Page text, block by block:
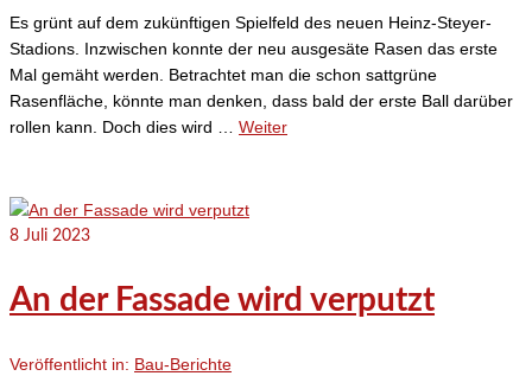
Es grünt auf dem zukünftigen Spielfeld des neuen Heinz-Steyer-
Stadions. Inzwischen konnte der neu ausgesäte Rasen das erste
Mal gemäht werden. Betrachtet man die schon sattgrüne
Rasenfläche, könnte man denken, dass bald der erste Ball darüber
rollen kann. Doch dies wird … Weiter
8 Juli 2023
An der Fassade wird verputzt
Veröffentlicht in: Bau-Berichte